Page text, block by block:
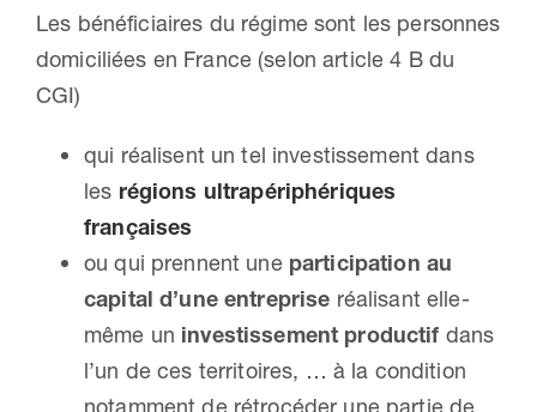
Les bénéficiaires du régime sont les personnes
domiciliées en France (selon article 4 B du
CGI)
qui réalisent un tel investissement dans
les régions ultrapériphériques
françaises
ou qui prennent une participation au
capital d’une entreprise réalisant elle-
même un investissement productif dans
l’un de ces territoires, … à la condition